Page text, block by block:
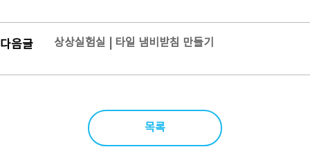
다음글 상상실험실 | 타일 냄비받침 만들기
목록